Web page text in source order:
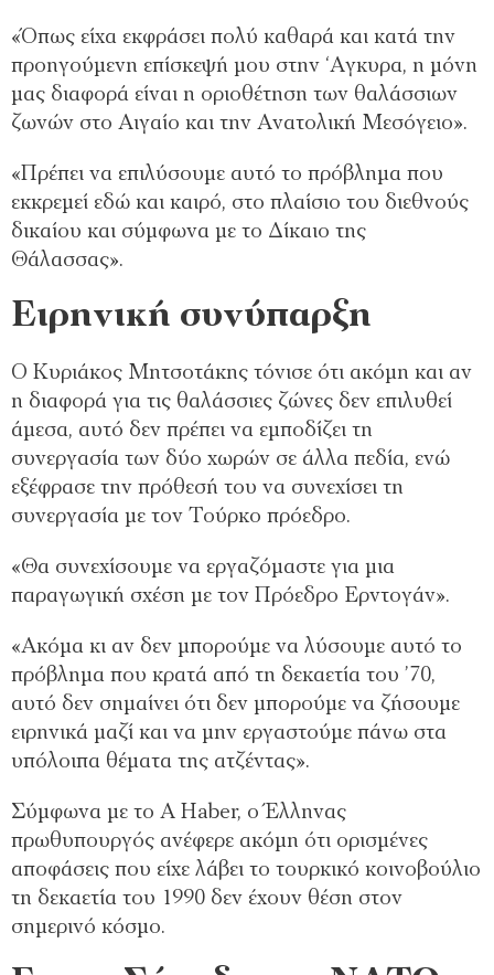
«Όπως είχα εκφράσει πολύ καθαρά και κατά την
προηγούμενη επίσκεψή μου στην ‘Αγκυρα, η μόνη
μας διαφορά είναι η οριοθέτηση των θαλάσσιων
ζωνών στο Αιγαίο και την Ανατολική Μεσόγειο».
«Πρέπει να επιλύσουμε αυτό το πρόβλημα που
εκκρεμεί εδώ και καιρό, στο πλαίσιο του διεθνούς
δικαίου και σύμφωνα με το Δίκαιο της
Θάλασσας».
Ειρηνική συνύπαρξη
Ο Κυριάκος Μητσοτάκης τόνισε ότι ακόμη και αν
η διαφορά για τις θαλάσσιες ζώνες δεν επιλυθεί
άμεσα, αυτό δεν πρέπει να εμποδίζει τη
συνεργασία των δύο χωρών σε άλλα πεδία, ενώ
εξέφρασε την πρόθεσή του να συνεχίσει τη
συνεργασία με τον Τούρκο πρόεδρο.
«Θα συνεχίσουμε να εργαζόμαστε για μια
παραγωγική σχέση με τον Πρόεδρο Ερντογάν».
«Ακόμα κι αν δεν μπορούμε να λύσουμε αυτό το
πρόβλημα που κρατά από τη δεκαετία του ’70,
αυτό δεν σημαίνει ότι δεν μπορούμε να ζήσουμε
ειρηνικά μαζί και να μην εργαστούμε πάνω στα
υπόλοιπα θέματα της ατζέντας».
Σύμφωνα με το A Haber, ο Έλληνας
πρωθυπουργός ανέφερε ακόμη ότι ορισμένες
αποφάσεις που είχε λάβει το τουρκικό κοινοβούλιο
τη δεκαετία του 1990 δεν έχουν θέση στον
σημερινό κόσμο.